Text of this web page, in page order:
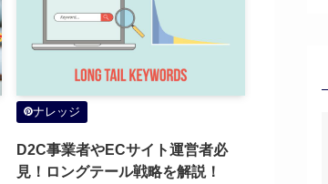
ナレッジ
D2C事業者やECサイト運営者必
見！ロングテール戦略を解説！